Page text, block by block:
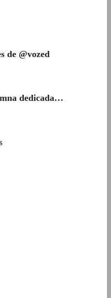
de @vozed
dedicada…